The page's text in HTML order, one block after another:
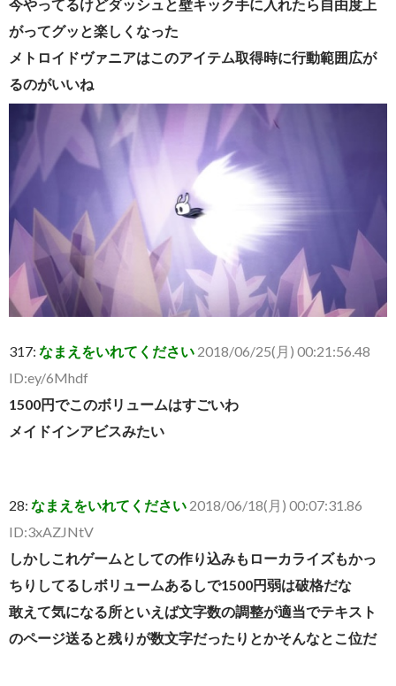
今やってるけどダッシュと壁キック手に入れたら自由度上
がってグッと楽しくなった
メトロイドヴァニアはこのアイテム取得時に行動範囲広が
るのがいいね
317: なまえをいれてください 2018/06/25(月) 00:21:56.48
ID:ey/6Mhdf
1500円でこのボリュームはすごいわ
メイドインアビスみたい
28: なまえをいれてください 2018/06/18(月) 00:07:31.86
ID:3xAZJNtV
しかしこれゲームとしての作り込みもローカライズもかっ
ちりしてるしボリュームあるしで1500円弱は破格だな
敢えて気になる所といえば文字数の調整が適当でテキスト
のページ送ると残りが数文字だったりとかそんなとこ位だ